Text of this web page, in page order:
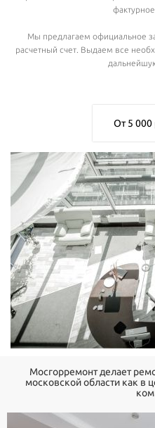
Мы предлагаем официальное
расчетный счет. Выдаем все
От 5 000
Мосгорремонт делает
московской области как в